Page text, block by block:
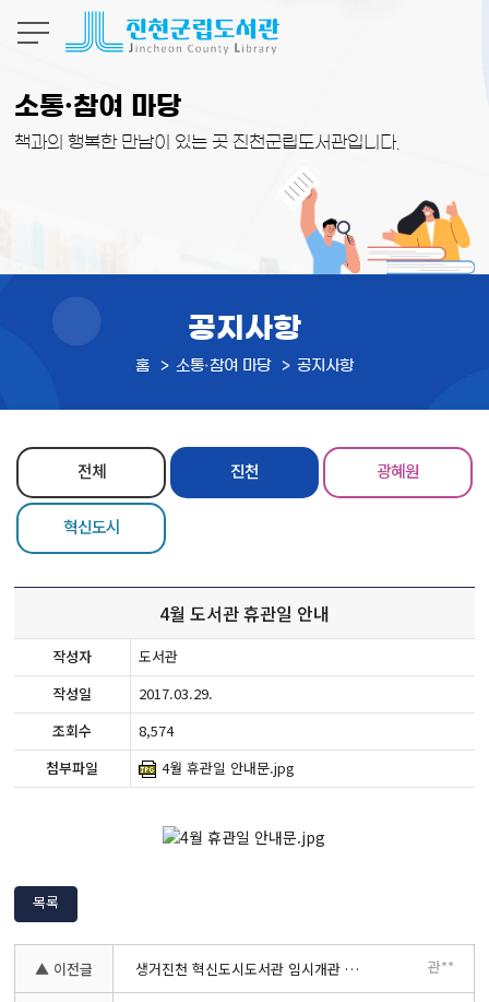
소통·참여 마당
책과의 행복한 만남이 있는 곳 진천군립도서관입니다.
공지사항
홈 소통·참여 마당 공지사항
전체 진천 광혜원
혁신도시
4월 도서관 휴관일 안내
작성자
도서관
작성일
2017.03.29.
조회수
8,574
첨부파일
4월 휴관일 안내문.jpg
목록
▲ 이전글 생거진천 혁신도시도서관 임시개관 안내 관**